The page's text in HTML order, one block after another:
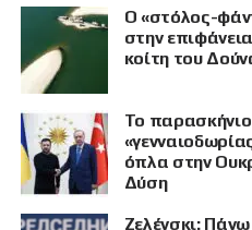
Ο «στόλος-
στην
κοίτη του
Το παρασκήνιο
όπλα στην
Δύση
Ζελένσκι: